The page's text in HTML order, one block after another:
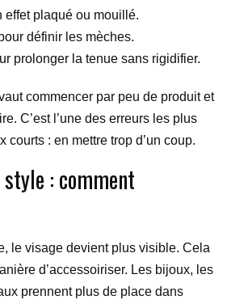
effet plaqué ou mouillé.
définir les mèches.
prolonger la tenue sans rigidifier.
commencer par peu de produit et
C’est l’une des erreurs les plus
courts : en mettre trop d’un coup.
: comment
le visage devient plus visible. Cela
d’accessoiriser. Les bijoux, les
prennent plus de place dans